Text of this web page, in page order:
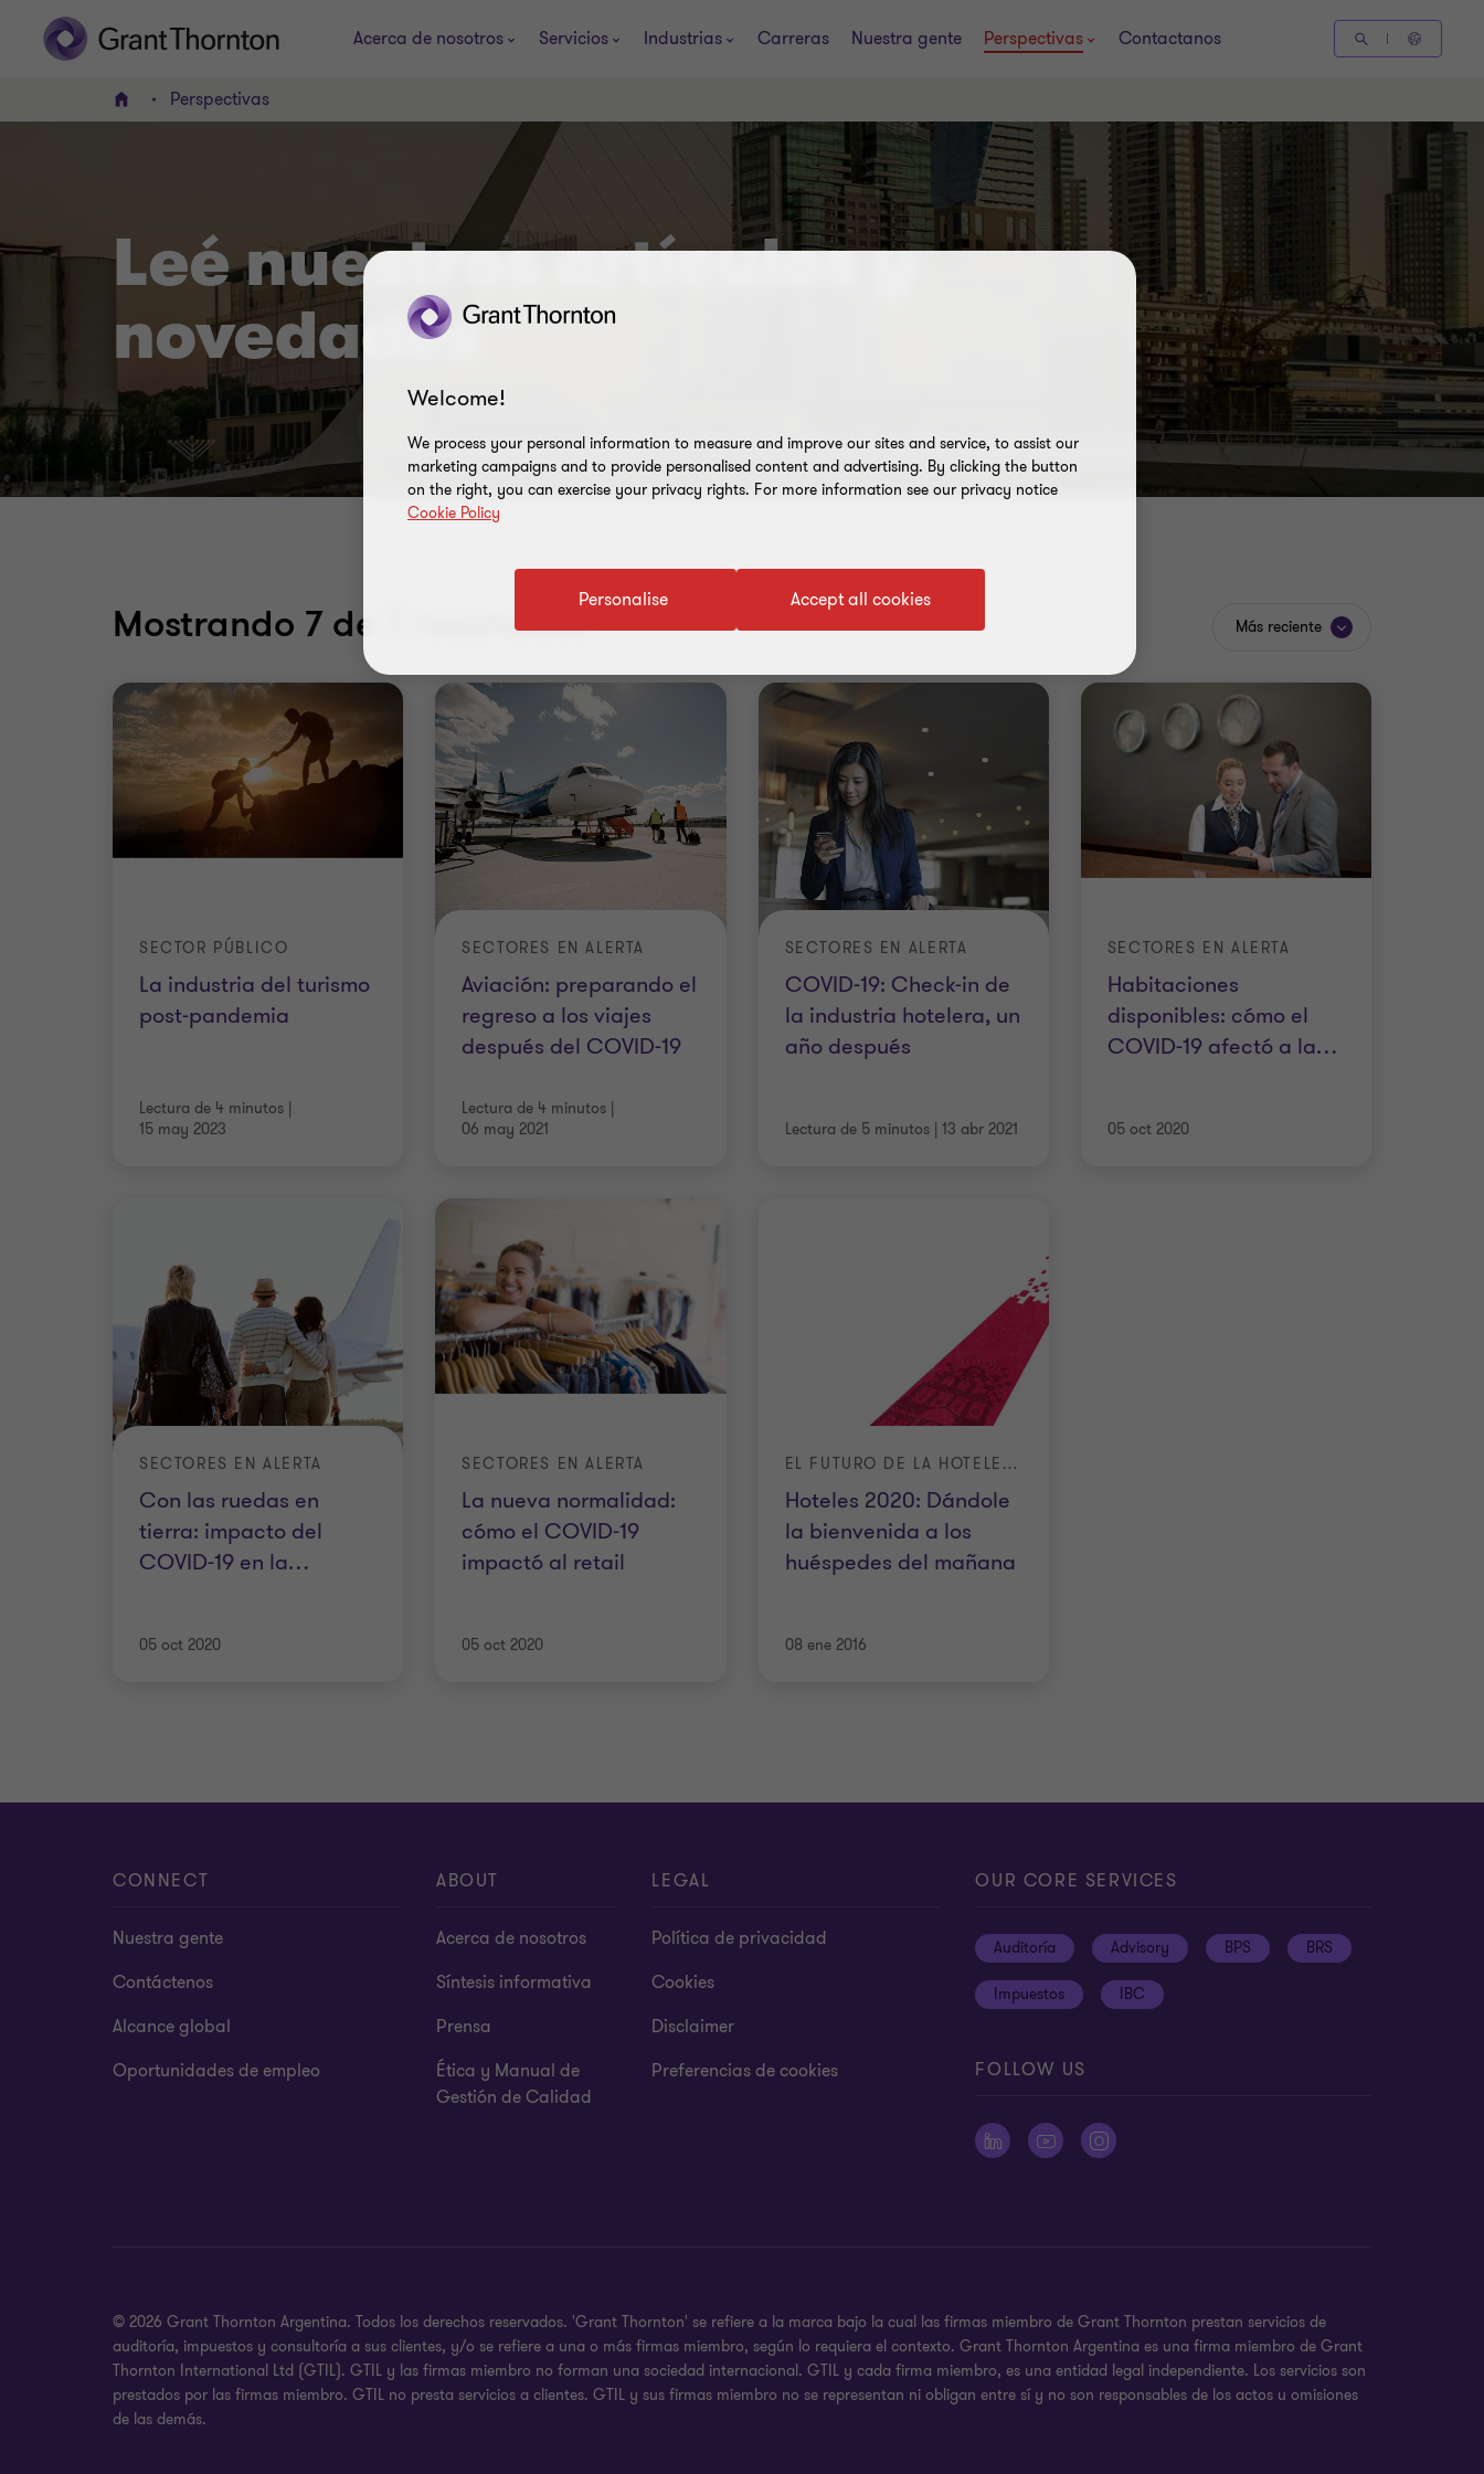
Acerca de nosotros Servicios Industrias Carreras Nuestra gente Perspectivas Contactanos
INICIO Perspectivas
Leé nuestros artículos y
novedades
Mostrando 7de 7 resultados Más reciente
La industria del turismo
post-pandemia
SECTOR PÚBLICO
Lectura de 4 minutos |
15 may 2023
Aviación: preparando el
regreso a los viajes
después del COVID-19
SECTORES EN ALERTA
Lectura de 4 minutos |
06 may 2021
COVID-19: Check-in de
la industria hotelera, un
año después
SECTORES EN ALERTA
Lectura de 5 minutos | 13 abr 2021
Habitaciones
disponibles: cómo el
COVID-19 afectó a la…
SECTORES EN ALERTA
05 oct 2020
Con las ruedas en
tierra: impacto del
COVID-19 en la…
SECTORES EN ALERTA
05 oct 2020
La nueva normalidad:
cómo el COVID-19
impactó al retail
SECTORES EN ALERTA
05 oct 2020
Hoteles 2020: Dándole
la bienvenida a los
huéspedes del mañana
EL FUTURO DE LA HOTELERÍA
08 ene 2016
CONNECT
Nuestra gente
Contáctenos
Alcance global
Oportunidades de empleo
ABOUT
Acerca de nosotros
Síntesis informativa
Prensa
Ética y Manual de
Gestión de Calidad
LEGAL
Política de privacidad
Cookies
Disclaimer
Preferencias de cookies
OUR CORE SERVICES
Auditoría Advisory BPS BRS
Impuestos IBC
FOLLOW US
© 2026 Grant Thornton Argentina. Todos los derechos reservados. 'Grant Thornton' se refiere a la marca bajo la cual las firmas miembro de Grant Thornton prestan servicios de
auditoría, impuestos y consultoría a sus clientes, y/o se refiere a una o más firmas miembro, según lo requiera el contexto. Grant Thornton Argentina es una firma miembro de Grant
Thornton International Ltd (GTIL). GTIL y las firmas miembro no forman una sociedad internacional. GTIL y cada firma miembro, es una entidad legal independiente. Los servicios son
prestados por las firmas miembro. GTIL no presta servicios a clientes. GTIL y sus firmas miembro no se representan ni obligan entre sí y no son responsables de los actos u omisiones
de las demás.
Welcome!
We process your personal information to measure and improve our sites and service, to assist our
marketing campaigns and to provide personalised content and advertising. By clicking the button
on the right, you can exercise your privacy rights. For more information see our privacy notice
Cookie Policy
Accept all cookies
Personalise